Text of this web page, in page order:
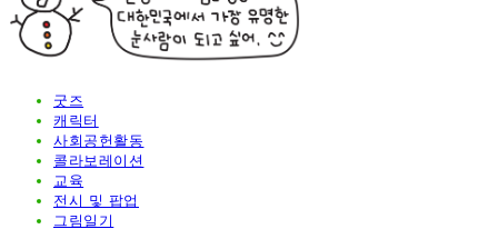
굿즈
캐릭터
사회공헌활동
콜라보레이션
교육
전시 및 팝업
그림일기